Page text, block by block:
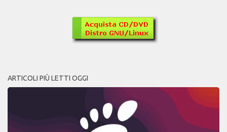
ARTICOLI PIÙ LETTI OGGI